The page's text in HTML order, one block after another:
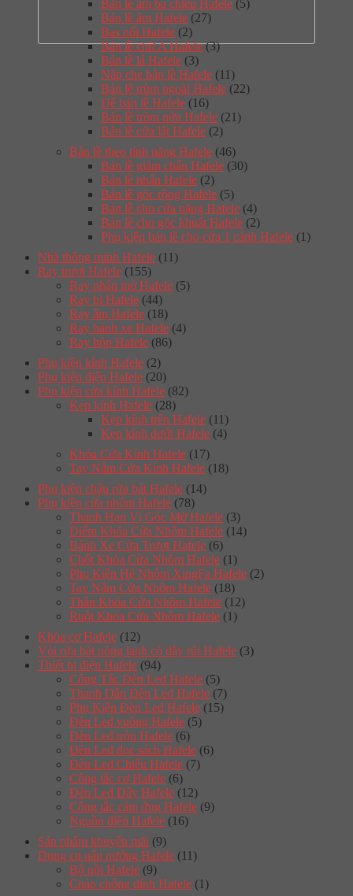
Bản lề âm ba chiều Hafele (5)
Bản lề âm Hafele (27)
Bas nối Hafele (2)
Bản lề chữ A Hafele (3)
Bản lề lá Hafele (3)
Nắp che bản lề Hafele (11)
Bản lề trùm ngoài Hafele (22)
Đế bản lề Hafele (16)
Bản lề trùm nửa Hafele (21)
Bản lề cửa lật Hafele (2)
Bản lề theo tính năng Hafele (46)
Bản lề giảm chấn Hafele (30)
Bản lề nhấn Hafele (2)
Bản lề góc rộng Hafele (5)
Bản lề cho cửa nặng Hafele (4)
Bản lề cho góc khuất Hafele (2)
Phụ kiện bản lề cho cửa 1 cánh Hafele (1)
Nhà thông minh Hafele (11)
Ray trượt Hafele (155)
Ray nhấn mở Hafele (5)
Ray bi Hafele (44)
Ray âm Hafele (18)
Ray bánh xe Hafele (4)
Ray hộp Hafele (86)
Phụ kiện kính Hafele (2)
Phụ kiện điện Hafele (20)
Phụ kiện cửa kính Hafele (82)
Kẹp kính Hafele (28)
Kẹp kính trên Hafele (11)
Kẹp kính dưới Hafele (4)
Khóa Cửa Kính Hafele (17)
Tay Nắm Cửa Kính Hafele (18)
Phụ kiện chậu rửa bát Hafele (14)
Phụ kiện cửa nhôm Hafele (78)
Thanh Hạn Vị Góc Mở Hafele (3)
Điểm Khóa Cửa Nhôm Hafele (14)
Bánh Xe Cửa Trượt Hafele (6)
Chốt Khóa Cửa Nhôm Hafele (1)
Phụ Kiện Hệ Nhôm XingFa Hafele (2)
Tay Nắm Cửa Nhôm Hafele (18)
Thân Khóa Cửa Nhôm Hafele (12)
Ruột Khóa Cửa Nhôm Hafele (1)
Khóa cơ Hafele (12)
Vòi rửa bát nóng lạnh có dây rút Hafele (3)
Thiết bị điện Hafele (94)
Công Tắc Đèn Led Hafele (5)
Thanh Dẫn Đèn Led Hafele (7)
Phụ Kiện Đèn Led Hafele (15)
Đèn Led vuông Hafele (5)
Đèn Led tròn Hafele (6)
Đèn Led đọc sách Hafele (6)
Đèn Led Chiếu Hafele (7)
Công tắc cơ Hafele (6)
Đèn Led Dây Hafele (12)
Công tắc cảm ứng Hafele (9)
Nguồn điện Hafele (16)
Sản phẩm khuyến mãi (9)
Dụng cụ nấu nướng Hafele (11)
Bộ nồi Hafele (9)
Chảo chống dính Hafele (1)